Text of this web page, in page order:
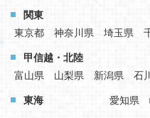
関東
東京都
神奈川県 埼玉県
甲信越・北陸
富山県
山梨県 新潟県 石
東海 愛知県